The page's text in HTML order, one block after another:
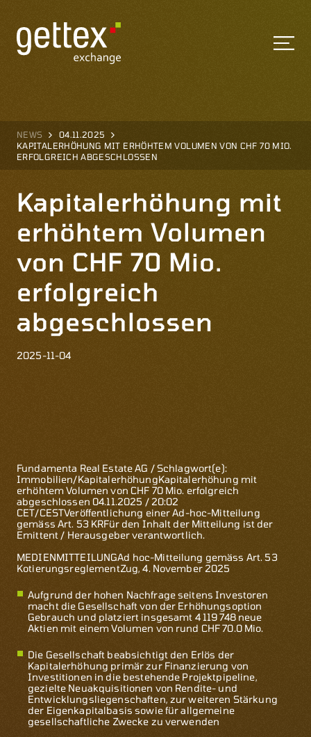
NEWS
04.11.2025
KAPITALERHÖHUNG MIT ERHÖHTEM VOLUMEN VON CHF 70 MIO.
ERFOLGREICH ABGESCHLOSSEN
Kapitalerhöhung mit
erhöhtem Volumen
von CHF 70 Mio.
erfolgreich
abgeschlossen
2025-11-04
Fundamenta Real Estate AG / Schlagwort(e):
Immobilien/KapitalerhöhungKapitalerhöhung mit
erhöhtem Volumen von CHF 70 Mio. erfolgreich
abgeschlossen 04.11.2025 / 20:02
CET/CESTVeröffentlichung einer Ad-hoc-Mitteilung
gemäss Art. 53 KRFür den Inhalt der Mitteilung ist der
Emittent / Herausgeber verantwortlich.
MEDIENMITTEILUNGAd hoc-Mitteilung gemäss Art. 53
KotierungsreglementZug,4. November 2025
Aufgrund der hohen Nachfrage seitens Investoren
macht die Gesellschaft von der Erhöhungsoption
Gebrauch und platziert insgesamt 4 119 748neue
Aktien mit einem Volumen von rund CHF 70.0 Mio.
Die Gesellschaft beabsichtigt den Erlös der
Kapitalerhöhung primär zur Finanzierung von
Investitionen in die bestehende Projektpipeline,
gezielte Neuakquisitionen von Rendite- und
Entwicklungsliegenschaften, zur weiteren Stärkung
der Eigenkapitalbasis sowie für allgemeine
gesellschaftliche Zwecke zu verwenden